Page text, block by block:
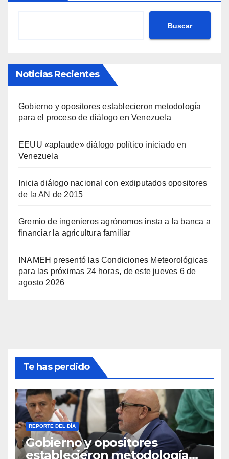
Buscar
Noticias Recientes
Gobierno y opositores establecieron metodología
para el proceso de diálogo en Venezuela
EEUU «aplaude» diálogo político iniciado en
Venezuela
Inicia diálogo nacional con exdiputados opositores
de la AN de 2015
Gremio de ingenieros agrónomos insta a la banca a
financiar la agricultura familiar
INAMEH presentó las Condiciones Meteorológicas
para las próximas 24 horas, de este jueves 6 de
agosto 2026
Te has perdido
REPORTE DEL DÍA
Gobierno y opositores
establecieron metodología